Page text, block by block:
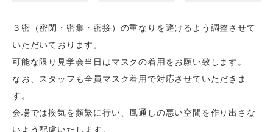
３密（密閉・密集・密接）の重なりを避けるよう調整させて
いただいております。
可能な限り見学会当日はマスクの着用をお願い致します。
なお、スタッフも全員マスク着用で対応させていただきま
す。
会場では換気を頻繁に行い、風通しの悪い空間を作り出さな
いよう配慮いたします。